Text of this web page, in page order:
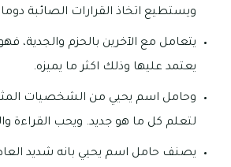
ويستطيع اتخاذ القرارات الصائبة دوما.
يتعامل مع الآخرين بالحزم والجدية،
يعتمد عليها وذلك اكثر ما يميزه.
وحامل اسم يحيي من الشخصيات
لتعلم كل ما هو جديد. ويحب القراءة
يصنف حامل اسم يحيي بانه شديد